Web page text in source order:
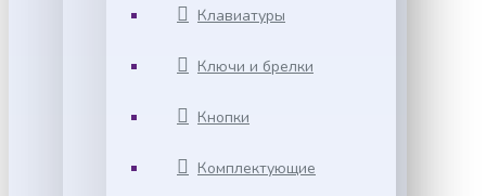
Клавиатуры
Ключи и брелки
Кнопки
Комплектующие